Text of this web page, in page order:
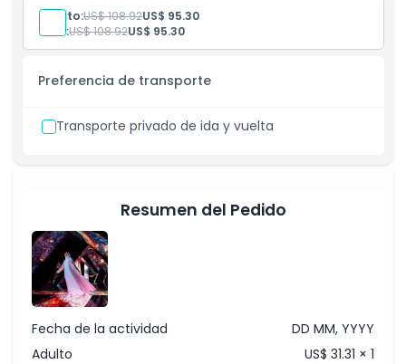
zonas de alta tecnología en AYA Universe.
Una combinación perfecta para aventureros y
familias que buscan emociones diversas.
Adulto:US$ 108.92US$ 95.30
Niño:US$ 108.92US$ 95.30
Preferencia de transporte
Transporte privado de ida y vuelta
Resumen del Pedido
Fecha de la actividad
DD MM, YYYY
Adulto
US$ 31.31 × 1